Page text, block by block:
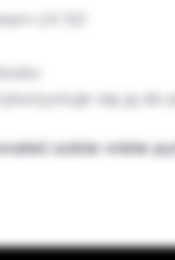
UV 50
się ją do
sobie wiele